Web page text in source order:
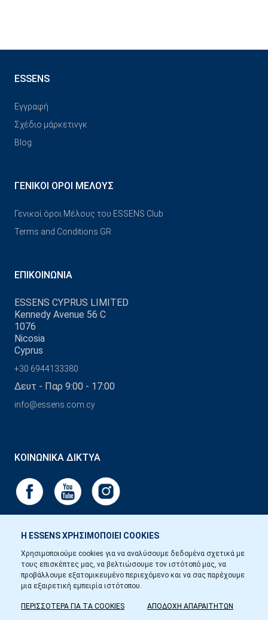
Η ESSENS ΧΡΗΣΙΜΟΠΟΙΕΙ COOKIES
Χρησιμοποιούμε cookies για να αναλύσουμε δεδομένα σχετικά με
τους επισκέπτες μας, να βελτιώσουμε τον ιστότοπό μας, να
προβάλλουμε εξατομικευμένο περιεχόμενο και να σας παρέχουμε
μια εξαιρετική εμπειρία ιστότοπου.
ΠΕΡΙΣΣΟΤΕΡΑ ΓΙΑ ΤΑ COOKIES ΑΠΟΔΟΧΗ ΑΠΑΡΑΙΤΗΤΩΝ
ESSENS
Εγγραφή
Σχέδιο μάρκετινγκ
Blog
ΓΕΝΙΚΟΊ ΌΡΟΙ ΜΈΛΟΥΣ
Γενικοί όροι Μέλους του ESSENS Club
Terms and Conditions GR
ΕΠΙΚΟΙΝΩΝΊΑ
ESSENS CYPRUS LIMITED
Kennedy Avenue 56 C
1076
Nicosia
Cyprus
+30 6944133380
Δευτ - Παρ 9:00 - 17:00
info@essens.com.cy
ΚΟΙΝΩΝΙΚΆ ΔΊΚΤΥΑ